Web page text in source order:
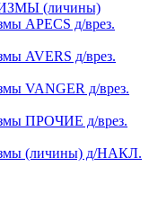
(личины)
APECS д/врез.
AVERS д/врез.
VANGER д/врез.
ПРОЧИЕ д/врез.
(личины) д/НАКЛ.